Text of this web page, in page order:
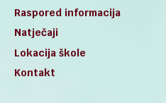
Raspored informacija
Natječaji
Lokacija škole
Kontakt